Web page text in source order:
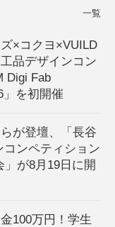
一覧
×コクヨ×VUILD
品デザインコン
Digi Fab
」を初開催
が登壇、「長谷
ンペティション
が8月19日に開
100万円！学生